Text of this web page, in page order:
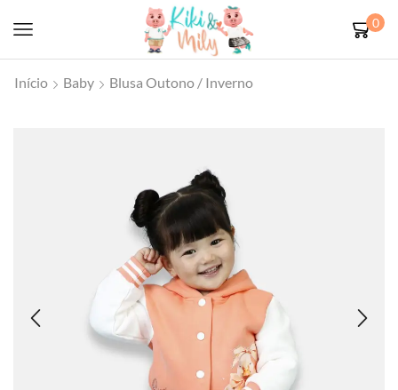
0
Início Baby Blusa Outono / Inverno